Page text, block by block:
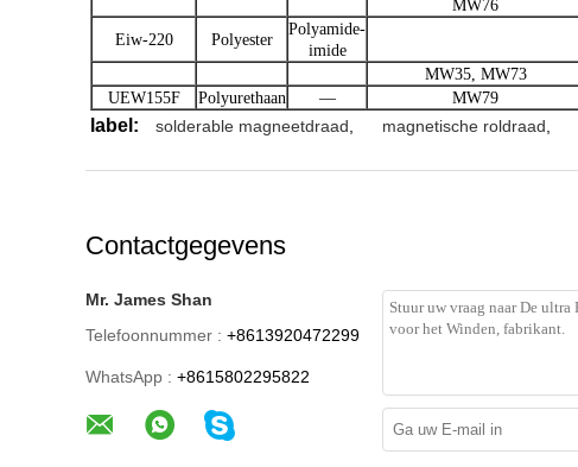
MW76
Eiw-220
Polyester
Polyamide-
imide
MW35, MW73
UEW155F
Polyurethaan — MW79
label: solderable magneetdraad magnetische roldraad
Contactgegevens
Mr. James Shan
Telefoonnummer : +8613920472299
WhatsApp : +8615802295822